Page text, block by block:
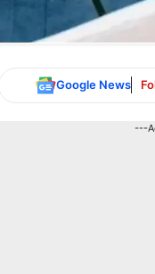
Google News
---